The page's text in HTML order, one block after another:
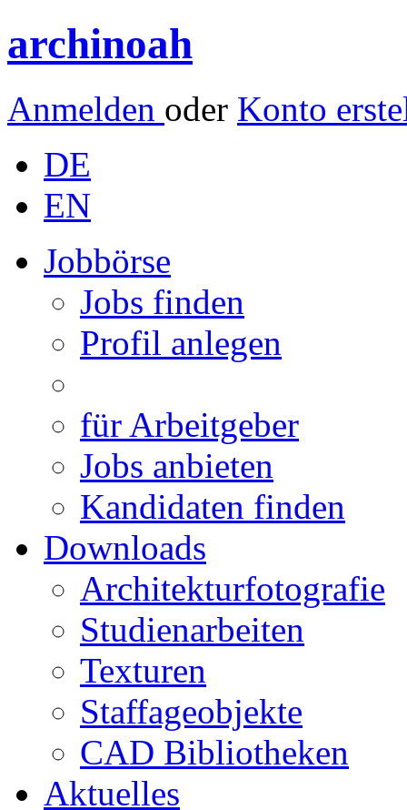
archinoah
Anmelden oder Konto
DE
EN
Jobbörse
Jobs finden
Profil anlegen
für Arbeitgeber
Jobs anbieten
Kandidaten finden
Downloads
Architekturfotografie
Studienarbeiten
Texturen
Staffageobjekte
CAD Bibliotheken
Aktuelles